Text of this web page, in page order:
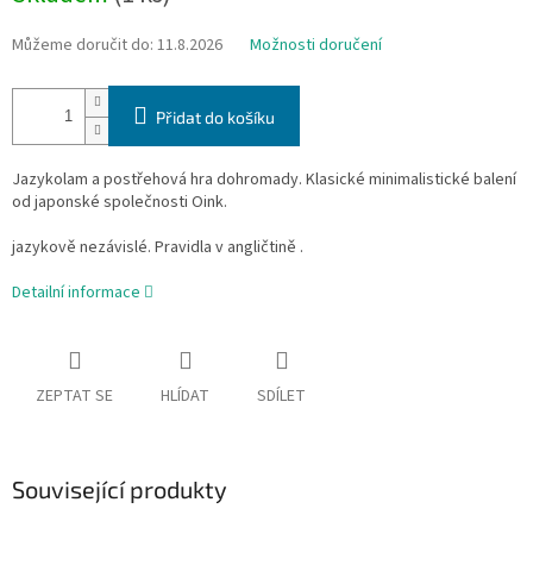
Můžeme doručit do: 11.8.2026 Možnosti doručení
Přidat do košíku
Jazykolam a postřehová hra dohromady. Klasické minimalistické balení
od japonské společnosti Oink.
jazykově nezávislé. Pravidla v angličtině .
Detailní informace
ZEPTAT SE HLÍDAT SDÍLET
Související produkty